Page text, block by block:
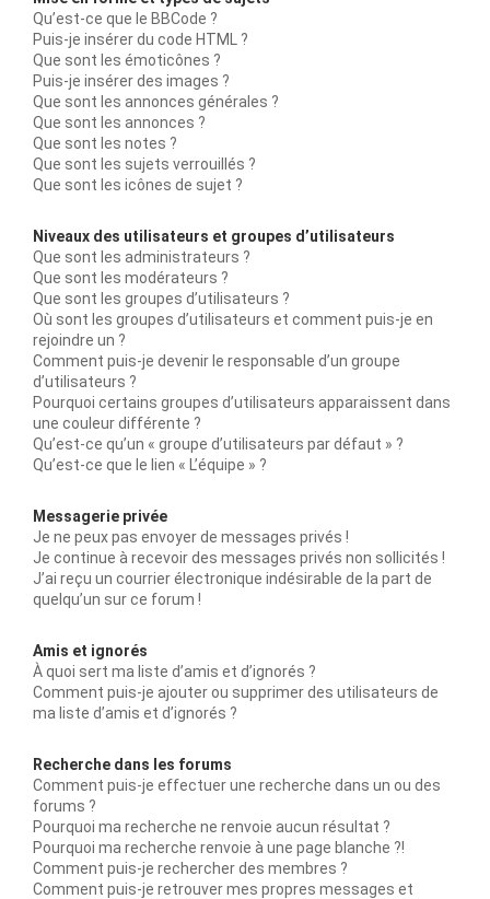
Qu’est-ce que le BBCode ?
Puis-je insérer du code HTML ?
Que sont les émoticônes ?
Puis-je insérer des images ?
Que sont les annonces générales ?
Que sont les annonces ?
Que sont les notes ?
Que sont les sujets verrouillés ?
Que sont les icônes de sujet ?
Niveaux des utilisateurs et groupes d’utilisateurs
Que sont les administrateurs ?
Que sont les modérateurs ?
Que sont les groupes d’utilisateurs ?
Où sont les groupes d’utilisateurs et comment puis-je en
rejoindre un ?
Comment puis-je devenir le responsable d’un groupe
d’utilisateurs ?
Pourquoi certains groupes d’utilisateurs apparaissent dans
une couleur différente ?
Qu’est-ce qu’un « groupe d’utilisateurs par défaut » ?
Qu’est-ce que le lien « L’équipe » ?
Messagerie privée
Je ne peux pas envoyer de messages privés !
Je continue à recevoir des messages privés non sollicités !
J’ai reçu un courrier électronique indésirable de la part de
quelqu’un sur ce forum !
Amis et ignorés
À quoi sert ma liste d’amis et d’ignorés ?
Comment puis-je ajouter ou supprimer des utilisateurs de
ma liste d’amis et d’ignorés ?
Recherche dans les forums
Comment puis-je effectuer une recherche dans un ou des
forums ?
Pourquoi ma recherche ne renvoie aucun résultat ?
Pourquoi ma recherche renvoie à une page blanche ?!
Comment puis-je rechercher des membres ?
Comment puis-je retrouver mes propres messages et